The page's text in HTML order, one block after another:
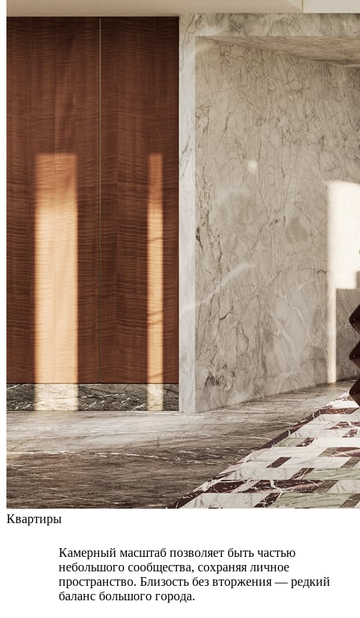
Квартиры
Камерный масштаб позволяет быть частью
небольшого сообщества, сохраняя личное
пространство. Близость без вторжения — редкий
баланс большого города.